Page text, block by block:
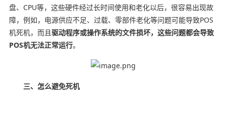
盘、CPU等，这些硬件经过长时间使用和老化以后，很容易出现故
障，例如，电源供应不足、过载、零部件老化等问题可能导致POS
机死机，而且驱动程序或操作系统的文件损坏，这些问题都会导致
POS机无法正常运行。
三、怎么避免死机